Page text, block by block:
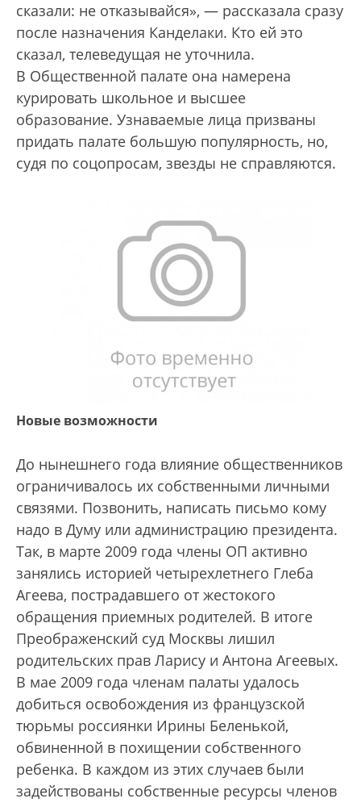
сказали: не отказывайся», — рассказала сразу
после назначения Канделаки. Кто ей это
сказал, телеведущая не уточнила.
В Общественной палате она намерена
курировать школьное и высшее
образование. Узнаваемые лица призваны
придать палате большую популярность, но,
судя по соцопросам, звезды не справляются.
Новые возможности
До нынешнего года влияние общественников
ограничивалось их собственными личными
связями. Позвонить, написать письмо кому
надо в Думу или администрацию президента.
Так, в марте 2009 года члены ОП активно
занялись историей четырехлетнего Глеба
Агеева, пострадавшего от жестокого
обращения приемных родителей. В итоге
Преображенский суд Москвы лишил
родительских прав Ларису и Антона Агеевых.
В мае 2009 года членам палаты удалось
добиться освобождения из французской
тюрьмы россиянки Ирины Беленькой,
обвиненной в похищении собственного
ребенка. В каждом из этих случаев были
задействованы собственные ресурсы членов